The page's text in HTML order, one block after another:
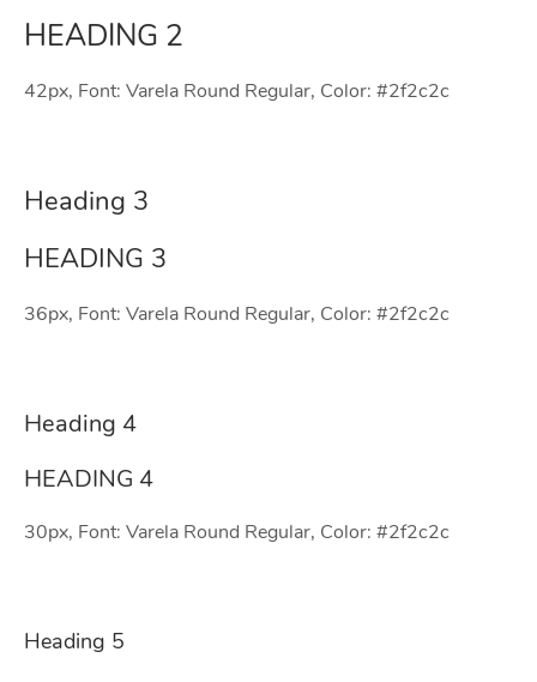
HEADING 2
42px, Font: Varela Round Regular, Color: #2f2c2c
Heading 3
HEADING 3
36px, Font: Varela Round Regular, Color: #2f2c2c
Heading 4
HEADING 4
30px, Font: Varela Round Regular, Color: #2f2c2c
Heading 5